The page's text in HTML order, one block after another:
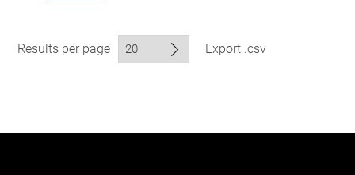
Results per page Export .csv